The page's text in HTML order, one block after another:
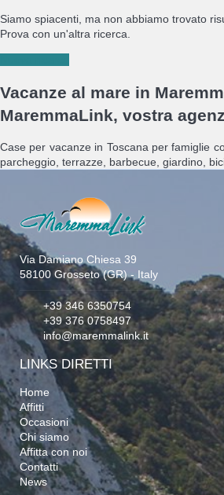
Siamo spiacenti, ma non abbiamo trovato
Prova con un'altra ricerca.
Vacanze al mare in
MaremmaLink, vostra
Case per vacanze in Toscana per famiglie
parcheggio, terrazze, barbecue, giardino,
Via Damiano Chiesa 39
58100 Grosseto (GR) - Italy
+39 346 6350754
+39 376 0758497
info@maremmalink.it
LINKS DIRETTI
Home
Affitti
Occasioni
Chi siamo
Affitta con noi
Contatti
News